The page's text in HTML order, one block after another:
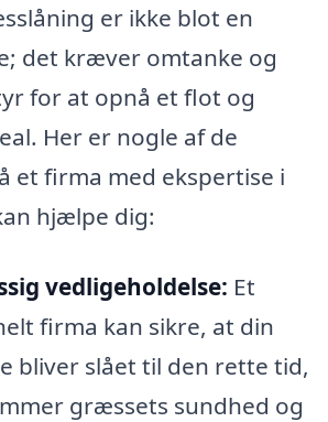
er ikke blot en
det kræver omtanke og
for at opnå et flot og
Her er nogle af de
et firma med ekspertise i
hjælpe dig:
vedligeholdelse: Et
firma kan sikre, at din
bliver slået til den rette tid,
græssets sundhed og